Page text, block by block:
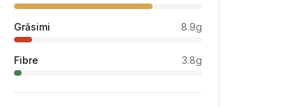
Grăsimi 8.9g
Fibre 3.8g